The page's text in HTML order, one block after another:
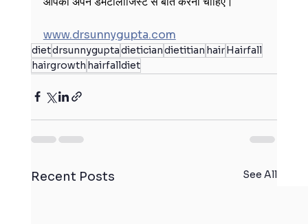
www.drsunnygupta.com
dietdrsunnyguptadieticiandietitian hairHairfall
hairgrowth hairfalldiet
Recent Posts See All